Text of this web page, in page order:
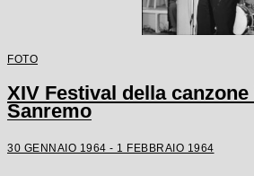
FOTO
XIV Festival della
Sanremo
30 GENNAIO 1964 - 1 FEBBRAIO 1964